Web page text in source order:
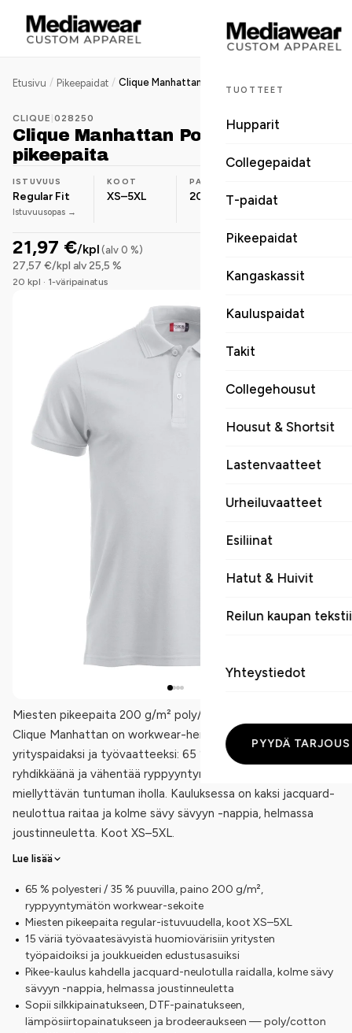
TUOTTEET
Hupparit
Collegepaidat
T-paidat
Pikeepaidat
Kangaskassit
Kauluspaidat
Takit
Collegehousut
Housut & Shortsit
Lastenvaatteet
Urheiluvaatteet
Esiliinat
Hatut & Huivit
Reilun kaupan
Yhteystiedot
PYYDÄ TARJOUS
Etusivu / Pikeepaidat / Clique Manhattan Polo miesten pikeepaita
CLIQUE 028250
Clique Manhattan Polo miesten
pikeepaita
ISTUVUUS
Regular Fit
Istuvuusopas →
KOOT
XS–5XL
PAINO
200 g/m²
Puuvilla-
21,97 €/kpl (alv 0 %)
27,57 €/kpl alv 25,5 %
20 kpl · 1-väripainatus
Miesten pikeepaita 200 g/m² poly/cotton-sekoitteesta.
Clique Manhattan on workwear-henkinen pikee
yrityspaidaksi ja työvaatteeksi: 65 % polyesteri pitää paidan
ryhdikkäänä ja vähentää ryppyyntymistä, 35 % puuvilla antaa
miellyttävän tuntuman iholla. Kauluksessa on kaksi jacquard-
neulottua raitaa ja kolme sävy sävyyn -nappia, helmassa
joustinneuletta. Koot XS–5XL.
Lue lisää
65 % polyesteri / 35 % puuvilla, paino 200 g/m²,
ryppyyntymätön workwear-sekoite
Miesten pikeepaita regular-istuvuudella, koot XS–5XL
15 väriä työvaatesävyistä huomiovärisiin yritysten
työpaidoiksi ja joukkueiden edustusasuiksi
Pikee-kaulus kahdella jacquard-neulotulla raidalla, kolme sävy
sävyyn -nappia, helmassa joustinneuletta
Sopii silkkipainatukseen, DTF-painatukseen,
lämpösiirtopainatukseen ja brodeeraukseen — poly/cotton